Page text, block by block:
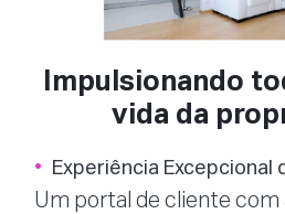
Impulsionando
vida da
Experiência Excepcional
Um portal de cliente com